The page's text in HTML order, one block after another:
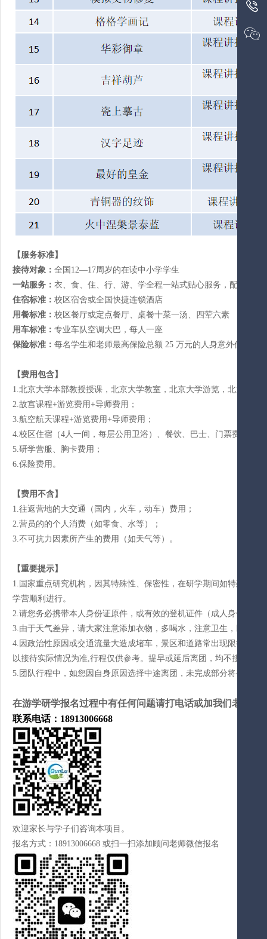
【服务标准】
接待对象： 全国12—17周岁的在读中小学学生
一站服务： 衣、食、住、行、游、学全程一站式贴心服务，配套完备
住宿标准： 校区宿舍或全国快捷连锁酒店
用餐标准： 校区餐厅或定点餐厅、桌餐十菜一汤、四荤六素
用车标准： 专业车队空调大巴，每人一座
保险标准： 每名学生和老师最高保险总额 25 万元的人身意外伤害及
【费用包含】
1.北京大学本部教授授课，北京大学教室，北京大学游览，北大义工
2.故宫课程+游览费用+导师费用；
3.航空航天课程+游览费用+导师费用；
4.校区住宿（4人一间，每层公用卫浴）、餐饮、巴士、门票费用；
5.研学营服、胸卡费用；
6.保险费用。
【费用不含】
1.往返营地的大交通（国内，火车，动车）费用；
2.营员的的个人消费（如零食、水等）；
3.不可抗力因素所产生的费用（如天气等）。
【重要提示】
1.国家重点研究机构，因其特殊性、保密性，在研学期间如特殊原
学营顺利进行。
2.请您务必携带本人身份证原件，或有效的登机证件（成人身份证，
3.由于天气差异，请大家注意添加衣物，多喝水，注意卫生，以保持
4.因政治性原因或交通流量大造成堵车，景区和道路常出现限行与
以接待实际情况为准,行程仅供参考。提早或延后离团，均不接送机
5.团队行程中，如您因自身原因选择中途离团，未完成部分将被视为
在游学研学报名过程中有任何问题请打电话或加我们老师微
联系电话：18913006668
欢迎家长与学子们咨询本项目。
报名方式：18913006668 或扫一扫添加顾问老师微信报名

